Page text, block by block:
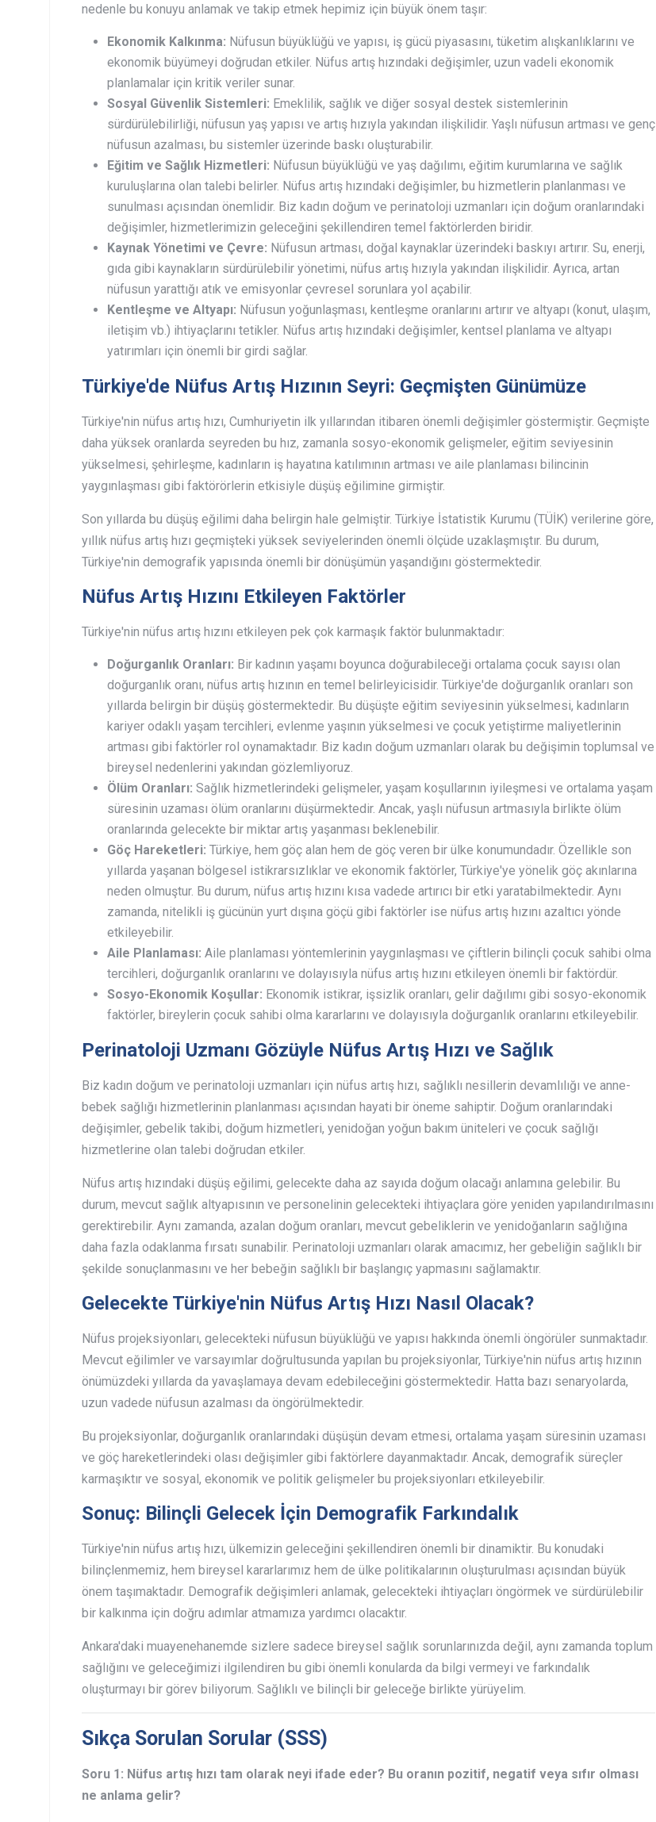
nedenle bu konuyu anlamak ve takip etmek hepimiz için büyük önem taşır:
Ekonomik Kalkınma: Nüfusun büyüklüğü ve yapısı, iş gücü piyasasını, tüketim alışkanlıklarını ve
ekonomik büyümeyi doğrudan etkiler. Nüfus artış hızındaki değişimler, uzun vadeli ekonomik
planlamalar için kritik veriler sunar.
Sosyal Güvenlik Sistemleri: Emeklilik, sağlık ve diğer sosyal destek sistemlerinin
sürdürülebilirliği, nüfusun yaş yapısı ve artış hızıyla yakından ilişkilidir. Yaşlı nüfusun artması ve genç
nüfusun azalması, bu sistemler üzerinde baskı oluşturabilir.
Eğitim ve Sağlık Hizmetleri: Nüfusun büyüklüğü ve yaş dağılımı, eğitim kurumlarına ve sağlık
kuruluşlarına olan talebi belirler. Nüfus artış hızındaki değişimler, bu hizmetlerin planlanması ve
sunulması açısından önemlidir. Biz kadın doğum ve perinatoloji uzmanları için doğum oranlarındaki
değişimler, hizmetlerimizin geleceğini şekillendiren temel faktörlerden biridir.
Kaynak Yönetimi ve Çevre: Nüfusun artması, doğal kaynaklar üzerindeki baskıyı artırır. Su, enerji,
gıda gibi kaynakların sürdürülebilir yönetimi, nüfus artış hızıyla yakından ilişkilidir. Ayrıca, artan
nüfusun yarattığı atık ve emisyonlar çevresel sorunlara yol açabilir.
Kentleşme ve Altyapı: Nüfusun yoğunlaşması, kentleşme oranlarını artırır ve altyapı (konut, ulaşım,
iletişim vb.) ihtiyaçlarını tetikler. Nüfus artış hızındaki değişimler, kentsel planlama ve altyapı
yatırımları için önemli bir girdi sağlar.
Türkiye'de Nüfus Artış Hızının Seyri: Geçmişten Günümüze
Türkiye'nin nüfus artış hızı, Cumhuriyetin ilk yıllarından itibaren önemli değişimler göstermiştir. Geçmişte
daha yüksek oranlarda seyreden bu hız, zamanla sosyo-ekonomik gelişmeler, eğitim seviyesinin
yükselmesi, şehirleşme, kadınların iş hayatına katılımının artması ve aile planlaması bilincinin
yaygınlaşması gibi faktörörlerin etkisiyle düşüş eğilimine girmiştir.
Son yıllarda bu düşüş eğilimi daha belirgin hale gelmiştir. Türkiye İstatistik Kurumu (TÜİK) verilerine göre,
yıllık nüfus artış hızı geçmişteki yüksek seviyelerinden önemli ölçüde uzaklaşmıştır. Bu durum,
Türkiye'nin demografik yapısında önemli bir dönüşümün yaşandığını göstermektedir.
Nüfus Artış Hızını Etkileyen Faktörler
Türkiye'nin nüfus artış hızını etkileyen pek çok karmaşık faktör bulunmaktadır:
Doğurganlık Oranları: Bir kadının yaşamı boyunca doğurabileceği ortalama çocuk sayısı olan
doğurganlık oranı, nüfus artış hızının en temel belirleyicisidir. Türkiye'de doğurganlık oranları son
yıllarda belirgin bir düşüş göstermektedir. Bu düşüşte eğitim seviyesinin yükselmesi, kadınların
kariyer odaklı yaşam tercihleri, evlenme yaşının yükselmesi ve çocuk yetiştirme maliyetlerinin
artması gibi faktörler rol oynamaktadır. Biz kadın doğum uzmanları olarak bu değişimin toplumsal ve
bireysel nedenlerini yakından gözlemliyoruz.
Ölüm Oranları: Sağlık hizmetlerindeki gelişmeler, yaşam koşullarının iyileşmesi ve ortalama yaşam
süresinin uzaması ölüm oranlarını düşürmektedir. Ancak, yaşlı nüfusun artmasıyla birlikte ölüm
oranlarında gelecekte bir miktar artış yaşanması beklenebilir.
Göç Hareketleri: Türkiye, hem göç alan hem de göç veren bir ülke konumundadır. Özellikle son
yıllarda yaşanan bölgesel istikrarsızlıklar ve ekonomik faktörler, Türkiye'ye yönelik göç akınlarına
neden olmuştur. Bu durum, nüfus artış hızını kısa vadede artırıcı bir etki yaratabilmektedir. Aynı
zamanda, nitelikli iş gücünün yurt dışına göçü gibi faktörler ise nüfus artış hızını azaltıcı yönde
etkileyebilir.
Aile Planlaması: Aile planlaması yöntemlerinin yaygınlaşması ve çiftlerin bilinçli çocuk sahibi olma
tercihleri, doğurganlık oranlarını ve dolayısıyla nüfus artış hızını etkileyen önemli bir faktördür.
Sosyo-Ekonomik Koşullar: Ekonomik istikrar, işsizlik oranları, gelir dağılımı gibi sosyo-ekonomik
faktörler, bireylerin çocuk sahibi olma kararlarını ve dolayısıyla doğurganlık oranlarını etkileyebilir.
Perinatoloji Uzmanı Gözüyle Nüfus Artış Hızı ve Sağlık
Biz kadın doğum ve perinatoloji uzmanları için nüfus artış hızı, sağlıklı nesillerin devamlılığı ve anne-
bebek sağlığı hizmetlerinin planlanması açısından hayati bir öneme sahiptir. Doğum oranlarındaki
değişimler, gebelik takibi, doğum hizmetleri, yenidoğan yoğun bakım üniteleri ve çocuk sağlığı
hizmetlerine olan talebi doğrudan etkiler.
Nüfus artış hızındaki düşüş eğilimi, gelecekte daha az sayıda doğum olacağı anlamına gelebilir. Bu
durum, mevcut sağlık altyapısının ve personelinin gelecekteki ihtiyaçlara göre yeniden yapılandırılmasını
gerektirebilir. Aynı zamanda, azalan doğum oranları, mevcut gebeliklerin ve yenidoğanların sağlığına
daha fazla odaklanma fırsatı sunabilir. Perinatoloji uzmanları olarak amacımız, her gebeliğin sağlıklı bir
şekilde sonuçlanmasını ve her bebeğin sağlıklı bir başlangıç yapmasını sağlamaktır.
Gelecekte Türkiye'nin Nüfus Artış Hızı Nasıl Olacak?
Nüfus projeksiyonları, gelecekteki nüfusun büyüklüğü ve yapısı hakkında önemli öngörüler sunmaktadır.
Mevcut eğilimler ve varsayımlar doğrultusunda yapılan bu projeksiyonlar, Türkiye'nin nüfus artış hızının
önümüzdeki yıllarda da yavaşlamaya devam edebileceğini göstermektedir. Hatta bazı senaryolarda,
uzun vadede nüfusun azalması da öngörülmektedir.
Bu projeksiyonlar, doğurganlık oranlarındaki düşüşün devam etmesi, ortalama yaşam süresinin uzaması
ve göç hareketlerindeki olası değişimler gibi faktörlere dayanmaktadır. Ancak, demografik süreçler
karmaşıktır ve sosyal, ekonomik ve politik gelişmeler bu projeksiyonları etkileyebilir.
Sonuç: Bilinçli Gelecek İçin Demografik Farkındalık
Türkiye'nin nüfus artış hızı, ülkemizin geleceğini şekillendiren önemli bir dinamiktir. Bu konudaki
bilinçlenmemiz, hem bireysel kararlarımız hem de ülke politikalarının oluşturulması açısından büyük
önem taşımaktadır. Demografik değişimleri anlamak, gelecekteki ihtiyaçları öngörmek ve sürdürülebilir
bir kalkınma için doğru adımlar atmamıza yardımcı olacaktır.
Ankara'daki muayenehanemde sizlere sadece bireysel sağlık sorunlarınızda değil, aynı zamanda toplum
sağlığını ve geleceğimizi ilgilendiren bu gibi önemli konularda da bilgi vermeyi ve farkındalık
oluşturmayı bir görev biliyorum. Sağlıklı ve bilinçli bir geleceğe birlikte yürüyelim.
Sıkça Sorulan Sorular (SSS)
Soru 1: Nüfus artış hızı tam olarak neyi ifade eder? Bu oranın pozitif, negatif veya sıfır olması
ne anlama gelir?